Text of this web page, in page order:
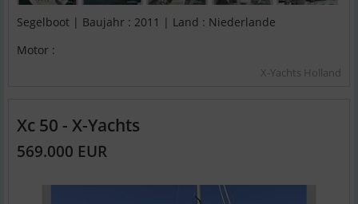
Segelboot | Baujahr : 2011 | Land : Niederlande
Motor :
X-Yachts Holland
Xc 50 - X-Yachts
569.000 EUR